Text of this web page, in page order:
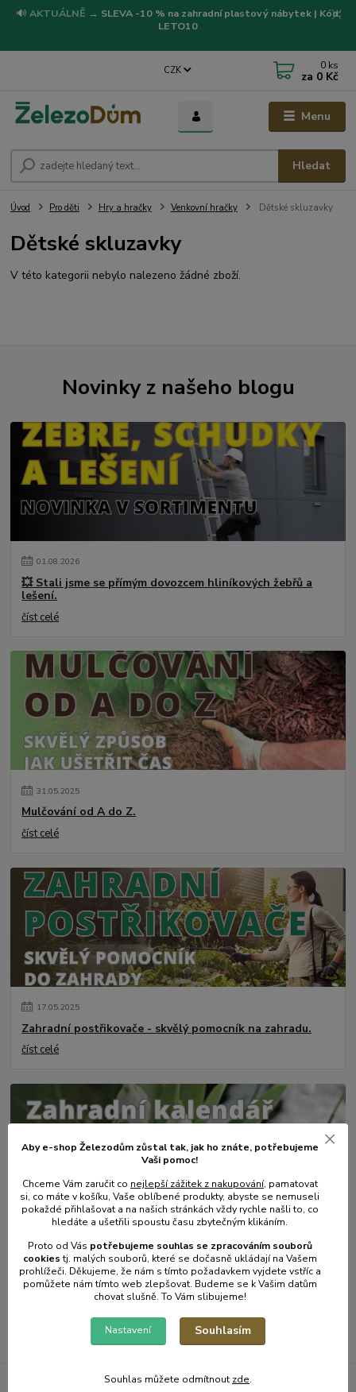
🔊 AKTUÁLNĚ → SLEVA -10 % na zahradní plastový nábytek | Kód:
LETO10
Menu
CZK
Hledat
0 ks
za 0 Kč
Úvod Pro děti Hry a hračky Venkovní hračky Dětské skluzavky
Dětské skluzavky
V této kategorii nebylo nalezeno žádné zboží.
Novinky z našeho blogu
01.08.2026
💥 Stali jsme se přímým dovozcem hliníkových žebřů a
lešení.
číst celé
31.05.2025
Mulčování od A do Z.
číst celé
17.05.2025
Zahradní postřikovače - skvělý pomocník na zahradu.
číst celé
01.2025
Zahradní kalendář - únor.
číst celé
Zobrazit všechny články
Aby e-shop Železodům zůstal tak, jak ho znáte, potřebujeme
Vaši pomoc!
Chceme Vám zaručit co nejlepší zážitek z nakupování, pamatovat
si, co máte v košíku, Vaše oblíbené produkty, abyste se nemuseli
pokaždé přihlašovat a na našich stránkách vždy rychle našli to, co
hledáte a ušetřili spoustu času zbytečným klikáním.
Proto od Vás potřebujeme souhlas se zpracováním souborů
cookiestj. malých souborů, které se dočasně ukládají na Vašem
prohlížeči. Děkujeme, že nám s tímto požadavkem vyjdete vstříc a
pomůžete nám tímto web zlepšovat. Budeme se k Vašim datům
chovat slušně. To Vám slibujeme!
Nastavení Souhlasím
Souhlas můžete odmítnout zde.